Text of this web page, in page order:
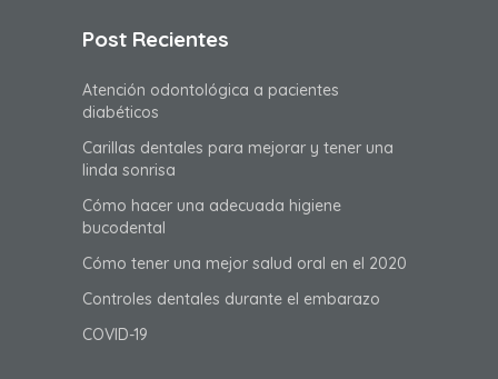
Post Recientes
Atención odontológica a pacientes
diabéticos
Carillas dentales para mejorar y tener una
linda sonrisa
Cómo hacer una adecuada higiene
bucodental
Cómo tener una mejor salud oral en el 2020
Controles dentales durante el embarazo
COVID-19